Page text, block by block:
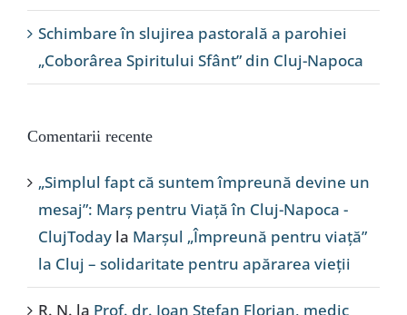
Schimbare în slujirea pastorală a parohiei
„Coborârea Spiritului Sfânt” din Cluj-Napoca
Comentarii recente
„Simplul fapt că suntem împreună devine un
mesaj”: Marș pentru Viață în Cluj-Napoca -
ClujToday la Marșul „Împreună pentru viață”
la Cluj – solidaritate pentru apărarea vieții
R. N. la Prof. dr. Ioan Ștefan Florian, medic